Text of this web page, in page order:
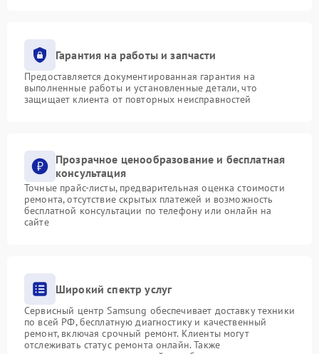
Гарантия на работы и запчасти
Предоставляется документированная гарантия на
выполненные работы и установленные детали, что
защищает клиента от повторных неисправностей
Прозрачное ценообразование и бесплатная
консультация
Точные прайс-листы, предварительная оценка стоимости
ремонта, отсутствие скрытых платежей и возможность
бесплатной консультации по телефону или онлайн на
сайте
Широкий спектр услуг
Сервисный центр Samsung обеспечивает доставку техники
по всей РФ, бесплатную диагностику и качественный
ремонт, включая срочный ремонт. Клиенты могут
отслеживать статус ремонта онлайн. Также